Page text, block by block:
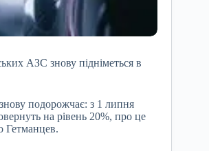
АЗС знову підніметься в
подорожчає: з 1 липня
на рівень 20%, про це
Гетманцев.